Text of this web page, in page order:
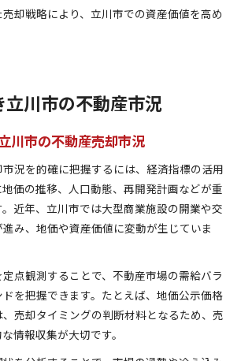
却戦略により、立川市での資産価値を高め
立川市の不動産市況
川市の不動産売却市況
況を的確に把握するには、経済指標の活用
価の推移、人口動態、再開発計画などが重
近年、立川市では大型商業施設の開業や交
み、地価や資産価値に変動が生じていま
点観測することで、不動産市場の需給バラ
を把握できます。たとえば、地価公示価格
売却タイミングの判断材料となるため、売
情報収集が大切です。